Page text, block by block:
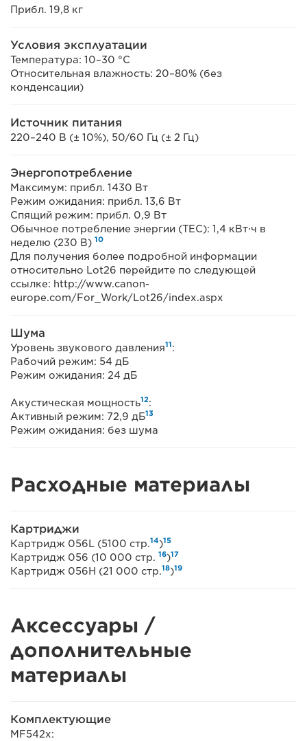
Прибл. 19,8 кг
Условия эксплуатации
Температура: 10–30 °С
Относительная влажность: 20–80% (без
конденсации)
Источник питания
220–240 В (± 10%), 50/60 Гц (± 2 Гц)
Энергопотребление
Максимум: прибл. 1430 Вт
Режим ожидания: прибл. 13,6 Вт
Спящий режим: прибл. 0,9 Вт
Обычное потребление энергии (TEC): 1,4 кВт⋅ч в
неделю (230 В) 10
Для получения более подробной информации
относительно Lot26 перейдите по следующей
ссылке: http://www.canon-
europe.com/For_Work/Lot26/index.aspx
Шума
Уровень звукового давления11:
Рабочий режим: 54 дБ
Режим ожидания: 24 дБ
Акустическая мощность12:
Активный режим: 72,9 дБ13
Режим ожидания: без шума
Расходные материалы
Картриджи
Картридж 056L (5100 стр.14)15
Картридж 056 (10 000 стр. 16)17
Картридж 056H (21 000 стр.18)19
Аксессуары /
дополнительные
материалы
Комплектующие
MF542x: